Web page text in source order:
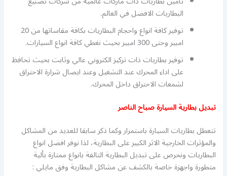
البطاريات الافضل في العالم.
توفير كافة انواع واحجام البطاريات بكافة مقاساتها من 20
امبير وحتى 300 امبير بحيث نغطي كافة انواع السيارات.
توفير بطاريات ذات تركيز الكتروني عالي وثابت بحيث تحافظ
على اداء المحرك عند التشغيل وعند ايصال شرارة الاحتراق
لشمعات الاحتراق داخل المحرك.
تبديل بطارية السيارة صباح الناصر
تتعطل بطاريات السيارة باستمرار وكما ذكر سابقا للعديد من المشاكل
والمؤثرات الخارجية الاثر الكبير على البطارية، لذا نوفر افضل انواع
البطاريات ونحرص على تبديل البطارية التالفة بانواع ممتازة بألية
متطورة واجهزة خاصة بالكشف عن مشاكل البطارية وفق مايلي :